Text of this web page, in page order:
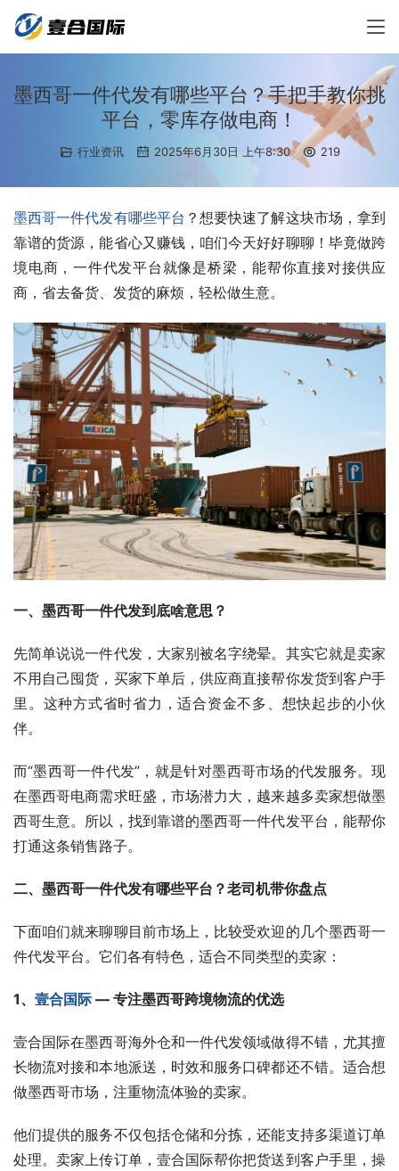
墨西哥一件代发有哪些平台？手把手教你挑
平台，零库存做电商！
行业资讯 2025年6月30日 上午8:30 219
墨西哥一件代发有哪些平台 ？想要快速了解这块市场，拿到
靠谱的货源，能省心又赚钱，咱们今天好好聊聊！毕竟做跨
境电商，一件代发平台就像是桥梁，能帮你直接对接供应
商，省去备货、发货的麻烦，轻松做生意。
一、墨西哥一件代发到底啥意思？
先简单说说一件代发，大家别被名字绕晕。其实它就是卖家
不用自己囤货，买家下单后，供应商直接帮你发货到客户手
里。这种方式省时省力，适合资金不多、想快起步的小伙
伴。
而“墨西哥一件代发”，就是针对墨西哥市场的代发服务。现
在墨西哥电商需求旺盛，市场潜力大，越来越多卖家想做墨
西哥生意。所以，找到靠谱的墨西哥一件代发平台，能帮你
打通这条销售路子。
二、墨西哥一件代发有哪些平台？老司机带你盘点
下面咱们就来聊聊目前市场上，比较受欢迎的几个墨西哥一
件代发平台。它们各有特色，适合不同类型的卖家：
1、 壹合国际 — 专注墨西哥跨境物流的优选
壹合国际在墨西哥海外仓和一件代发领域做得不错，尤其擅
长物流对接和本地派送，时效和服务口碑都还不错。适合想
做墨西哥市场，注重物流体验的卖家。
他们提供的服务不仅包括仓储和分拣，还能支持多渠道订单
处理。卖家上传订单，壹合国际帮你把货送到客户手里，操